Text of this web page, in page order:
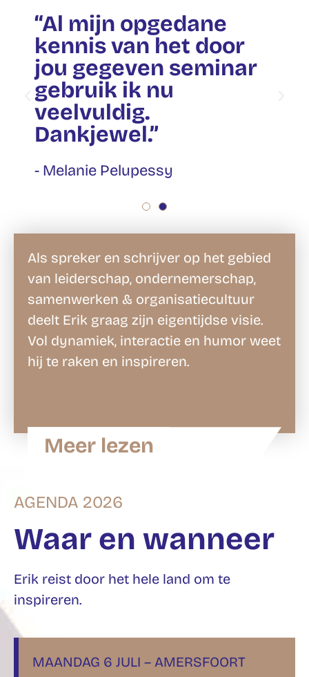
“Al mijn opgedane
kennis van het door
jou gegeven seminar
gebruik ik nu
veelvuldig.
Dankjewel.”
- Melanie Pelupessy
Als spreker en schrijver op het gebied
van leiderschap, ondernemerschap,
samenwerken & organisatiecultuur
deelt Erik graag zijn eigentijdse visie.
Vol dynamiek, interactie en humor weet
hij te raken en inspireren.
Meer lezen
AGENDA 2026
Waar en wanneer
Erik reist door het hele land om te
inspireren.
MAANDAG 6 JULI – AMERSFOORT